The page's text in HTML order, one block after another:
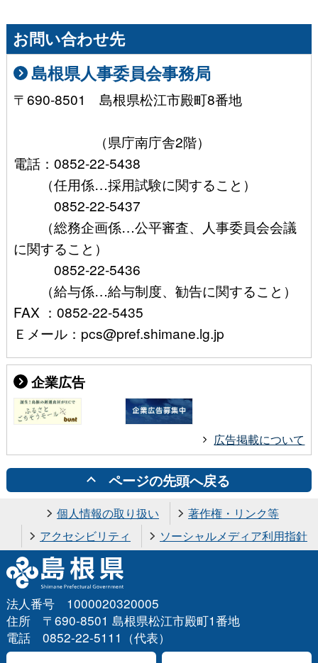
お問い合わせ先
島根県人事委員会事務局
〒690-8501 島根県松江市殿町8番地
（県庁南庁舎2階）
電話：0852-22-5438
（任用係…採用試験に関すること）
0852-22-5437
（総務企画係…公平審査、人事委員会会議
に関すること）
0852-22-5436
（給与係…給与制度、勧告に関すること）
FAX ：0852-22-5435
Ｅメール：pcs@pref.shimane.lg.jp
企業広告
広告掲載について
ページの先頭へ戻る
個人情報の取り扱い
著作権・リンク等
アクセシビリティ
ソーシャルメディア利用指針
法人番号 1000020320005
住所 〒690-8501 島根県松江市殿町1番地
電話 0852-22-5111（代表）